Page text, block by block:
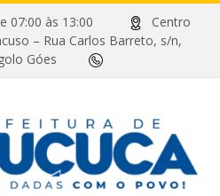
de 07:00 às 13:00
Centro
– Rua Carlos Barreto, s/n,
Góes